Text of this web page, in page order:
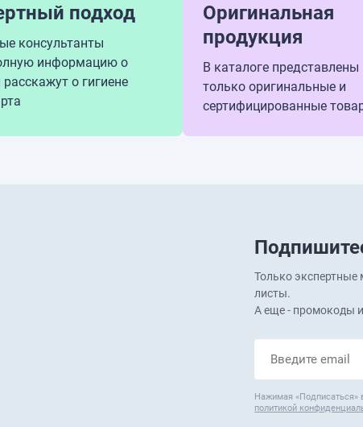
подход
консультанты
информацию о
расскажут о гигиене
Оригинальная
продукция
В каталоге представлены
только оригинальные и
сертифицированные
Только экспертные
листы.
А еще - промокоды
Нажимая «Подписаться»
политикой